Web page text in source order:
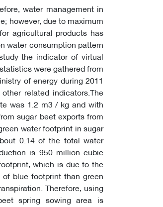
water management in
however, due to maximum
agricultural products has
water consumption pattern
the indicator of virtual
were gathered from
of energy during 2011
related indicators.The
was 1.2 m3 / kg and with
sugar beet exports from
water footprint in sugar
0.14 of the total water
is 950 million cubic
which is due to the
blue footprint than green
Therefore, using
spring sowing area is